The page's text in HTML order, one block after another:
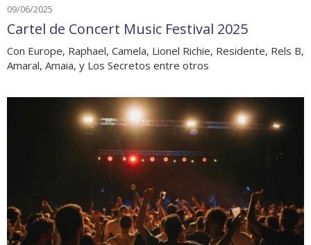
09/06/2025
Cartel de Concert Music Festival 2025
Con Europe, Raphael, Camela, Lionel Richie, Residente, Rels B,
Amaral, Amaia, y Los Secretos entre otros